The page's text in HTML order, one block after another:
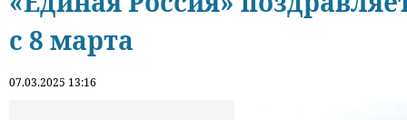
с 8 марта
07.03.2025 13:16